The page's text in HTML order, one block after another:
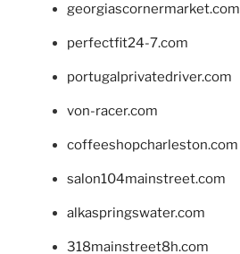
georgiascornermarket.com
perfectfit24-7.com
portugalprivatedriver.com
von-racer.com
coffeeshopcharleston.com
salon104mainstreet.com
alkaspringswater.com
318mainstreet8h.com